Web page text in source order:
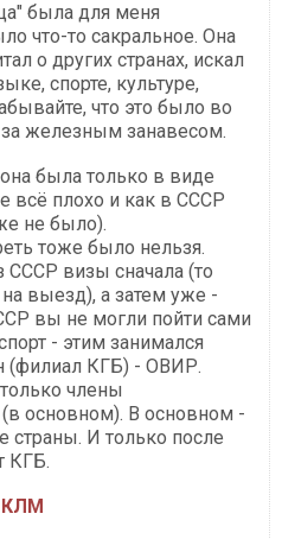
была для меня
что-то сакральное. Она
о других странах, искал
спорте, культуре,
что это было во
железным занавесом.
была только в виде
всё плохо и как в СССР
не было).
тоже было нельзя.
визы сначала (то
выезд), а затем уже -
вы не могли пойти сами
- этим занимался
(филиал КГБ) - ОВИР.
члены
основном). В основном -
страны. И только после
КГБ.
КЛМ